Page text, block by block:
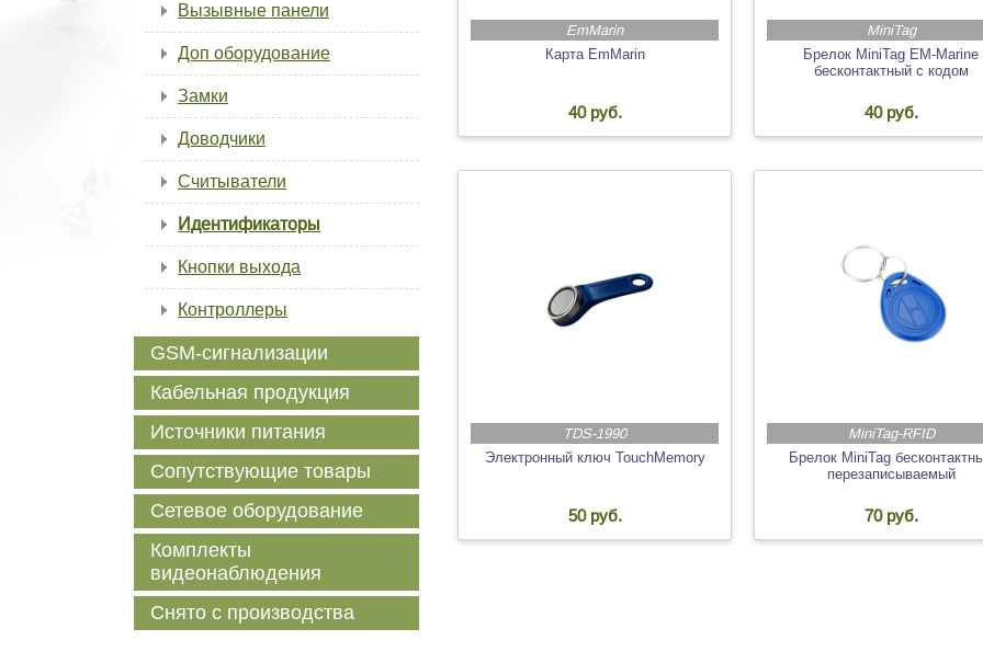
EmMarin
Карта EmMarin
40 руб.
MiniTag
Брелок MiniTag EM-Marine
бесконтактный с кодом
40 руб.
TDS-1990
Электронный ключ TouchMemory
50 руб.
MiniTag-RFID
Брелок MiniTag
перезаписываемый
70 руб.
Вызывные панели
Доп оборудование
Замки
Доводчики
Считыватели
Идентификаторы
Кнопки выхода
Контроллеры
GSM-сигнализации
Кабельная продукция
Источники питания
Сопутствующие товары
Сетевое оборудование
Комплекты
видеонаблюдения
Снято с производства